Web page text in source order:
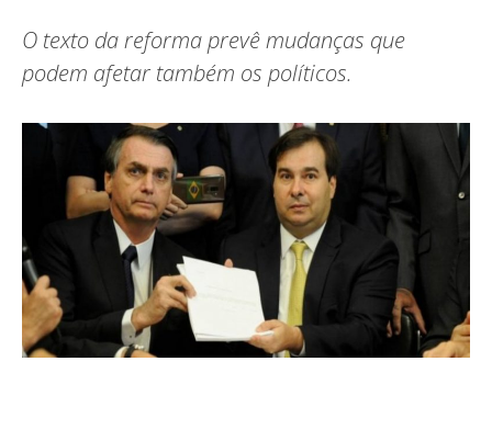
O texto da reforma prevê mudanças que
podem afetar também os políticos.